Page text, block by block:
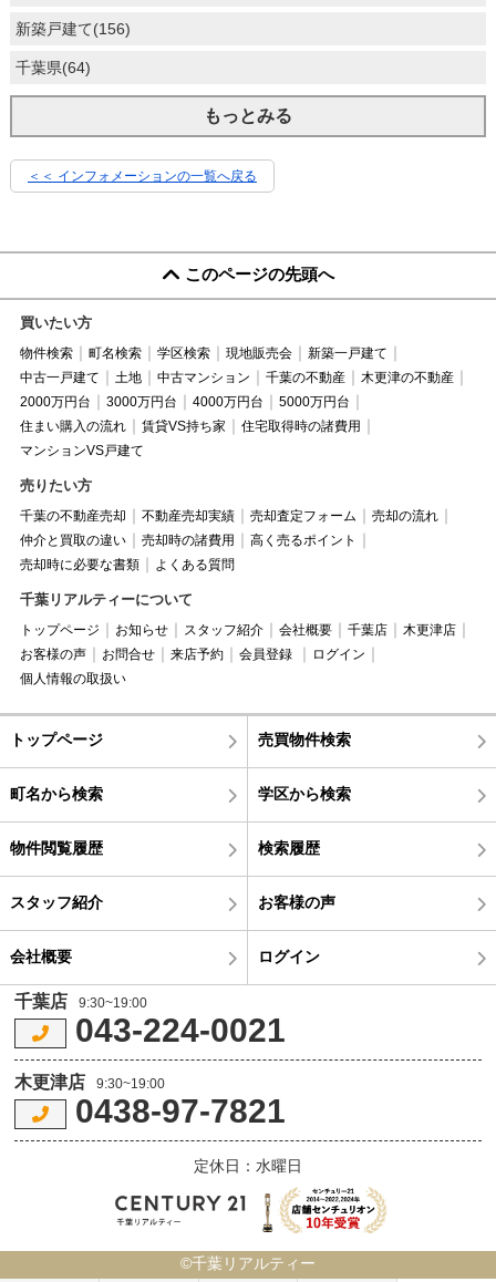
新築戸建て(156)
千葉県(64)
もっとみる
＜＜ インフォメーションの一覧へ戻る
このページの先頭へ
買いたい方
物件検索 町名検索 学区検索 現地販売会
新築一戸建て
中古一戸建て
土地 中古マンション 千葉の不動産
木更津の不動産
2000万円台
3000万円台 4000万円台
5000万円台
住まい購入の流れ
賃貸VS持ち家
住宅取得時の諸費用
マンションVS戸建て
売りたい方
千葉の不動産売却 不動産売却実績 売却査定フォーム
売却の流れ
仲介と買取の違い
売却時の諸費用
高く売るポイント
売却時に必要な書類
よくある質問
千葉リアルティーについて
トップページ お知らせ スタッフ紹介 会社概要 千葉店
木更津店
お客様の声
お問合せ 来店予約 会員登録
ログイン
個人情報の取扱い
トップページ 売買物件検索
町名から検索 学区から検索
物件閲覧履歴 検索履歴
スタッフ紹介 お客様の声
会社概要 ログイン
千葉店 9:30~19:00
043-224-0021
木更津店 9:30~19:00
0438-97-7821
定休日：水曜日
©千葉リアルティー